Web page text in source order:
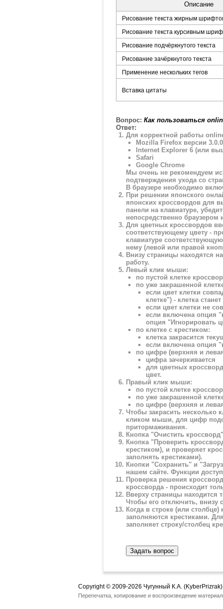
Описание
Рисование текста жирным
Рисование текста курсивным
Рисование подчёркнутого текста
Рисование зачёркнутого текста
Применение нескольких тегов
Вставка цитаты
Вопрос: Как пользоваться
Ответ:
Для корректной работы
Mozilla Firefox версии
Internet Explorer 6 (или
Safari
Google Chrome
Мы очень не рекомендуем
подтверждения ухода со
В браузере необходимо
При решении японского
японских кроссвордов для
панели на клавиатуре,
непосредственно браузером
Для цветных кроссвордов
соответствующему цвету -
клавиатуре
нему (левой или правой
Внизу страницы находятся
работу.
Левый клик мыши:
по пустой клетке
по уже закрашенной
если цвет клетки
клетке") - клетка
если цвет клетки не
если включена опция
опция "Игнорировать
по клетке с крестиком:
клетка закрасится
если включена опция
по цифре (верхняя и
цифра зачеркивается
для цветных
цвет.
Правый клик мыши:
по пустой клетке
по уже закрашенной
по цифре (верхняя и
Чтобы закрасить несколько
кликом мыши, для цифр
притормаживания.
Кнопка "Очистить
Кнопка "Проверить
крестиком), и проверяет
заполнять крестиками).
Кнопки "Сохранить" и
нашем сайте. Функции
Проверка решения
кроссворда - происходит
Вверху страницы находится
Чтобы его отключить, внизу
Когда в строке (или
заполняются крестиками.
заполняет строку/столбец
Задать вопрос
Copyright © 2009-2026 Чугунный К.А. (KyberPrizrak)
Перепечатка, копирование и воспроизведение